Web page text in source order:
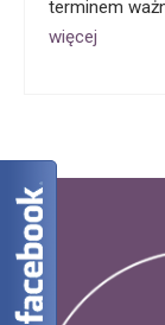
terminem
więcej